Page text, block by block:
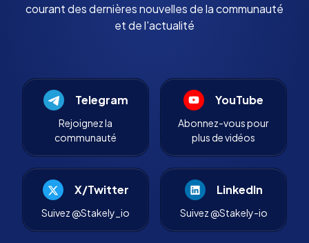
courant des dernières nouvelles de la communauté
et de l'actualité
Telegram
Rejoignez la
communauté
YouTube
Abonnez-vous pour
plus de vidéos
X/Twitter
Suivez @Stakely_io
LinkedIn
Suivez @Stakely-io